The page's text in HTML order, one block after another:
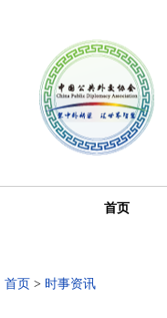
首页
首页 > 时事资讯